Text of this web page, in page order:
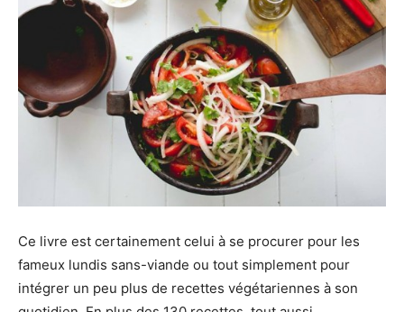
Ce livre est certainement celui à se procurer pour les
fameux lundis sans-viande ou tout simplement pour
intégrer un peu plus de recettes végétariennes à son